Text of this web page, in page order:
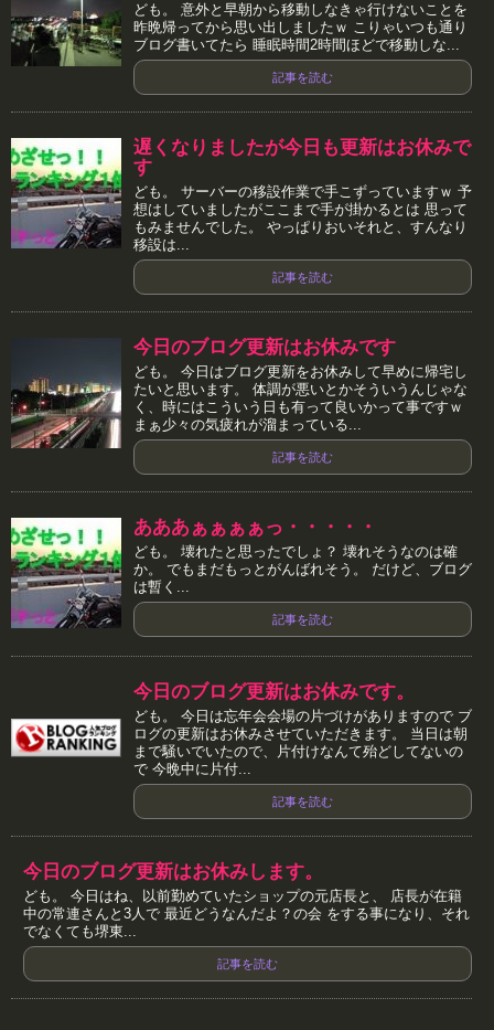
ども。 意外と早朝から移動しなきゃ行けないことを
昨晩帰ってから思い出しましたｗ こりゃいつも通り
ブログ書いてたら 睡眠時間2時間ほどで移動しな...
記事を読む
遅くなりましたが今日も更新はお休みで
す
ども。 サーバーの移設作業で手こずっていますｗ 予
想はしていましたがここまで手が掛かるとは 思って
もみませんでした。 やっぱりおいそれと、すんなり
移設は...
記事を読む
今日のブログ更新はお休みです
ども。 今日はブログ更新をお休みして早めに帰宅し
たいと思います。 体調が悪いとかそういうんじゃな
く、時にはこういう日も有って良いかって事ですｗ
まぁ少々の気疲れが溜まっている...
記事を読む
あああぁぁぁぁっ・・・・・
ども。 壊れたと思ったでしょ？ 壊れそうなのは確
か。 でもまだもっとがんばれそう。 だけど、ブログ
は暫く...
記事を読む
今日のブログ更新はお休みです。
ども。 今日は忘年会会場の片づけがありますので ブ
ログの更新はお休みさせていただきます。 当日は朝
まで騒いでいたので、片付けなんて殆どしてないの
で 今晩中に片付...
記事を読む
今日のブログ更新はお休みします。
ども。 今日はね、以前勤めていたショップの元店長と、 店長が在籍
中の常連さんと3人で 最近どうなんだよ？の会 をする事になり、それ
でなくても堺東...
記事を読む